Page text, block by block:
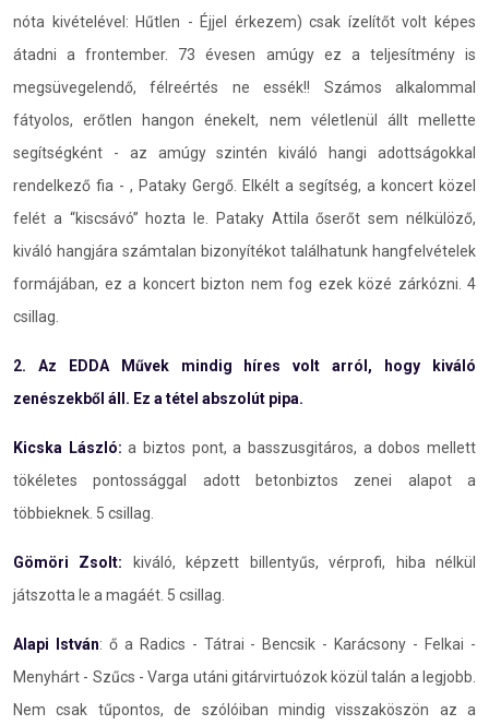
nóta kivételével: Hűtlen - Éjjel érkezem) csak ízelítőt volt képes
átadni a frontember. 73 évesen amúgy ez a teljesítmény is
megsüvegelendő, félreértés ne essék!! Számos alkalommal
fátyolos, erőtlen hangon énekelt, nem véletlenül állt mellette
segítségként - az amúgy szintén kiváló hangi adottságokkal
rendelkező fia - , Pataky Gergő. Elkélt a segítség, a koncert közel
felét a “kiscsávó” hozta le. Pataky Attila őserőt sem nélkülöző,
kiváló hangjára számtalan bizonyítékot találhatunk hangfelvételek
formájában, ez a koncert bizton nem fog ezek közé zárkózni. 4
csillag.
2. Az EDDA Művek mindig híres volt arról, hogy kiváló
zenészekből áll. Ez a tétel abszolút pipa.
Kicska László: a biztos pont, a basszusgitáros, a dobos mellett
tökéletes pontossággal adott betonbiztos zenei alapot a
többieknek. 5 csillag.
Gömöri Zsolt: kiváló, képzett billentyűs, vérprofi, hiba nélkül
játszotta le a magáét. 5 csillag.
Alapi István: ő a Radics - Tátrai - Bencsik - Karácsony - Felkai -
Menyhárt - Szűcs - Varga utáni gitárvirtuózok közül talán a legjobb.
Nem csak tűpontos, de szólóiban mindig visszaköszön az a